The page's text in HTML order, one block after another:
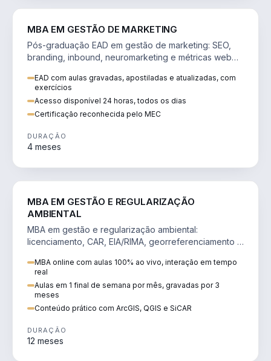
MBA EM GESTÃO DE MARKETING
Pós-graduação EAD em gestão de marketing: SEO,
branding, inbound, neuromarketing e métricas web
EAD com aulas gravadas, apostiladas e atualizadas, com
exercícios
Acesso disponível 24 horas, todos os dias
Certificação reconhecida pelo MEC
DURAÇÃO
4 meses
MBA EM GESTÃO E REGULARIZAÇÃO
AMBIENTAL
MBA em gestão e regularização ambiental:
licenciamento, CAR, EIA/RIMA, georreferenciamento e
MBA online com aulas 100% ao vivo, interação em tempo
real
Aulas em 1 final de semana por mês, gravadas por 3
meses
Conteúdo prático com ArcGIS, QGIS e SiCAR
DURAÇÃO
12 meses